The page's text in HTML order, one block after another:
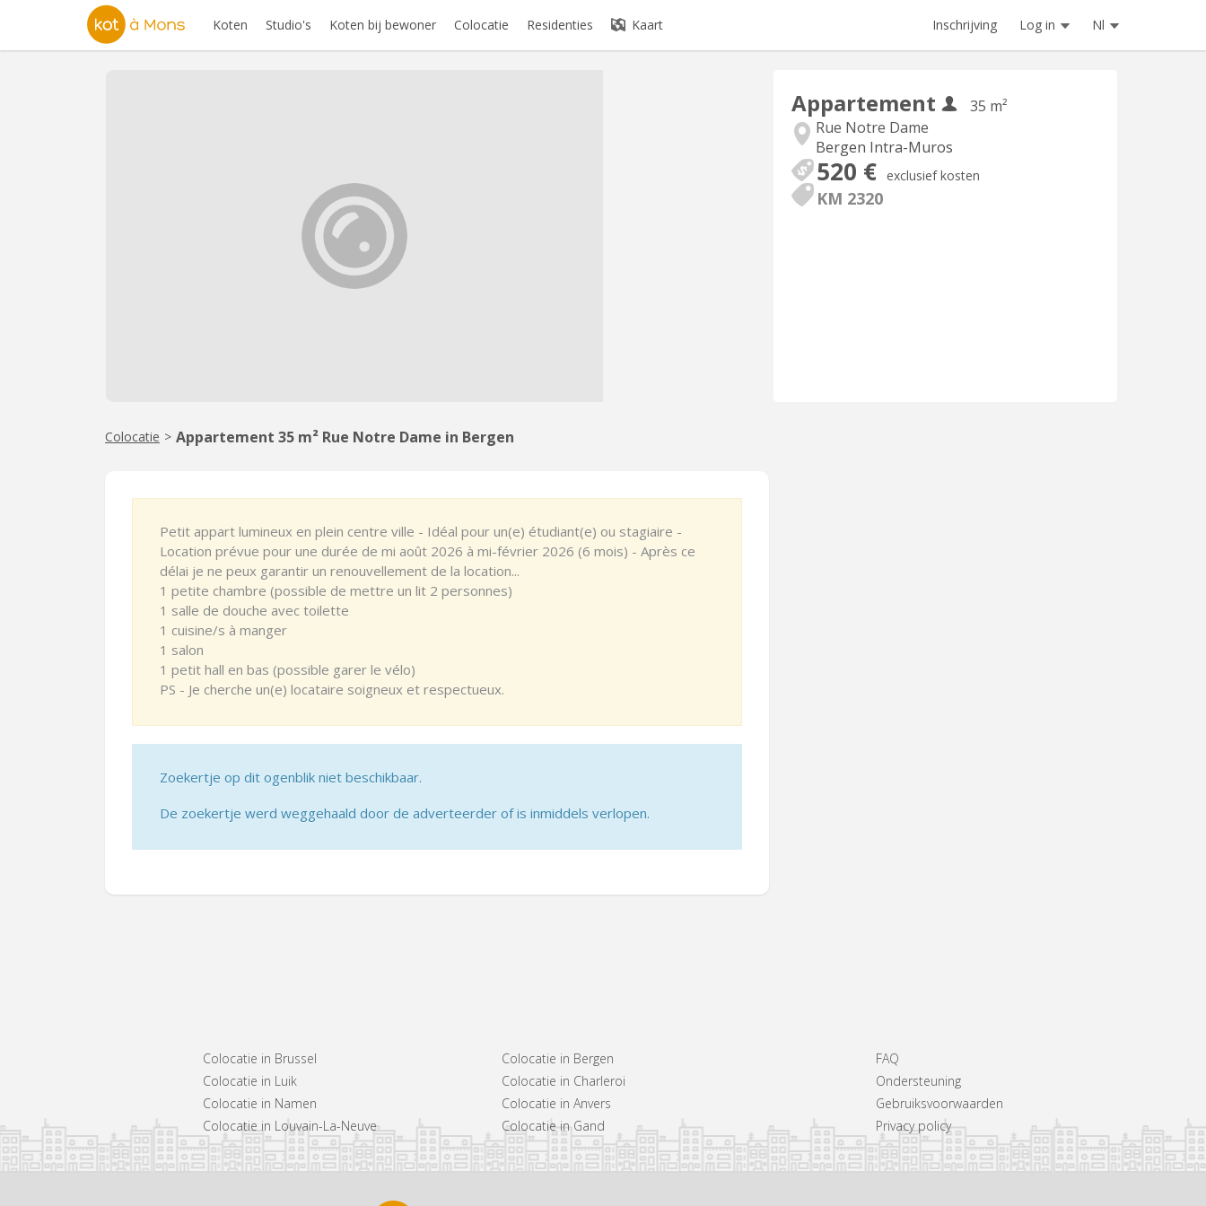
Koten Studio's Koten bij bewoner Colocatie Residenties Kaart Inschrijving Log in Nl
Appartement
35 m²
Rue Notre Dame
Bergen Intra-Muros
520 € exclusief kosten
KM 2320
Colocatie > Appartement 35 m² Rue Notre Dame in Bergen
Petit appart lumineux en plein centre ville - Idéal pour un(e) étudiant(e) ou stagiaire -
Location prévue pour une durée de mi août 2026 à mi-février 2026 (6 mois) - Après ce
délai je ne peux garantir un renouvellement de la location...
1 petite chambre (possible de mettre un lit 2 personnes)
1 salle de douche avec toilette
1 cuisine/s à manger
1 salon
1 petit hall en bas (possible garer le vélo)
PS - Je cherche un(e) locataire soigneux et respectueux.
Zoekertje op dit ogenblik niet beschikbaar.
De zoekertje werd weggehaald door de adverteerder of is inmiddels verlopen.
Colocatie in Brussel
Colocatie in Luik
Colocatie in Namen
Colocatie in Louvain-La-Neuve
Colocatie in Bergen
Colocatie in Charleroi
Colocatie in Anvers
Colocatie in Gand
FAQ
Ondersteuning
Gebruiksvoorwaarden
Privacy policy